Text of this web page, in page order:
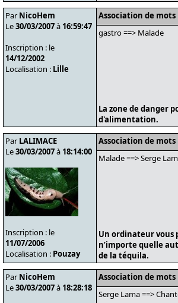
Par NicoHem
Le30/03/2007à 16:59:47
Inscription : le
14/12/2002
Localisation : Lille
Association de mots
gastro ==> Malade
La zone de danger
d'alimentation.
Par LALIMACE
Le30/03/2007à 18:14:00
Inscription : le
11/07/2006
Localisation : Pouzay
Association de mots
Malade ==> Serge
Un ordinateur vous
n’importe quelle
de la téquila.
Par NicoHem
Le30/03/2007à 18:28:18
Association de mots
Serge Lama ==>